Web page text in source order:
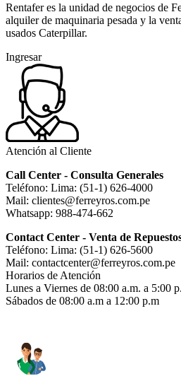
Rentafer es la unidad de negocios de
alquiler de maquinaria pesada y la
usados Caterpillar.
Ingresar
Atención al Cliente
Call Center - Consulta Generales
Teléfono: Lima: (51-1) 626-4000
Mail: clientes@ferreyros.com.pe
Whatsapp: 988-474-662
Contact Center - Venta de
Teléfono: Lima: (51-1) 626-5600
Mail: contactcenter@ferreyros.com.pe
Horarios de Atención
Lunes a Viernes de 08:00 a.m. a 5:00
Sábados de 08:00 a.m a 12:00 p.m